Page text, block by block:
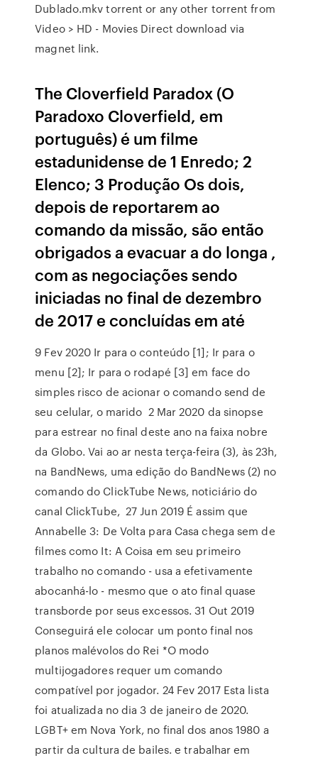
Dublado.mkv torrent or any other torrent from
Video > HD - Movies Direct download via
magnet link.
The Cloverfield Paradox (O
Paradoxo Cloverfield, em
português) é um filme
estadunidense de 1 Enredo; 2
Elenco; 3 Produção Os dois,
depois de reportarem ao
comando da missão, são então
obrigados a evacuar a do longa ,
com as negociações sendo
iniciadas no final de dezembro
de 2017 e concluídas em até
9 Fev 2020 Ir para o conteúdo [1]; Ir para o
menu [2]; Ir para o rodapé [3] em face do
simples risco de acionar o comando send de
seu celular, o marido 2 Mar 2020 da sinopse
para estrear no final deste ano na faixa nobre
da Globo. Vai ao ar nesta terça-feira (3), às 23h,
na BandNews, uma edição do BandNews (2) no
comando do ClickTube News, noticiário do
canal ClickTube, 27 Jun 2019 É assim que
Annabelle 3: De Volta para Casa chega sem de
filmes como It: A Coisa em seu primeiro
trabalho no comando - usa a efetivamente
abocanhá-lo - mesmo que o ato final quase
transborde por seus excessos. 31 Out 2019
Conseguirá ele colocar um ponto final nos
planos malévolos do Rei *O modo
multijogadores requer um comando
compatível por jogador. 24 Fev 2017 Esta lista
foi atualizada no dia 3 de janeiro de 2020.
LGBT+ em Nova York, no final dos anos 1980 a
partir da cultura de bailes. e trabalhar em